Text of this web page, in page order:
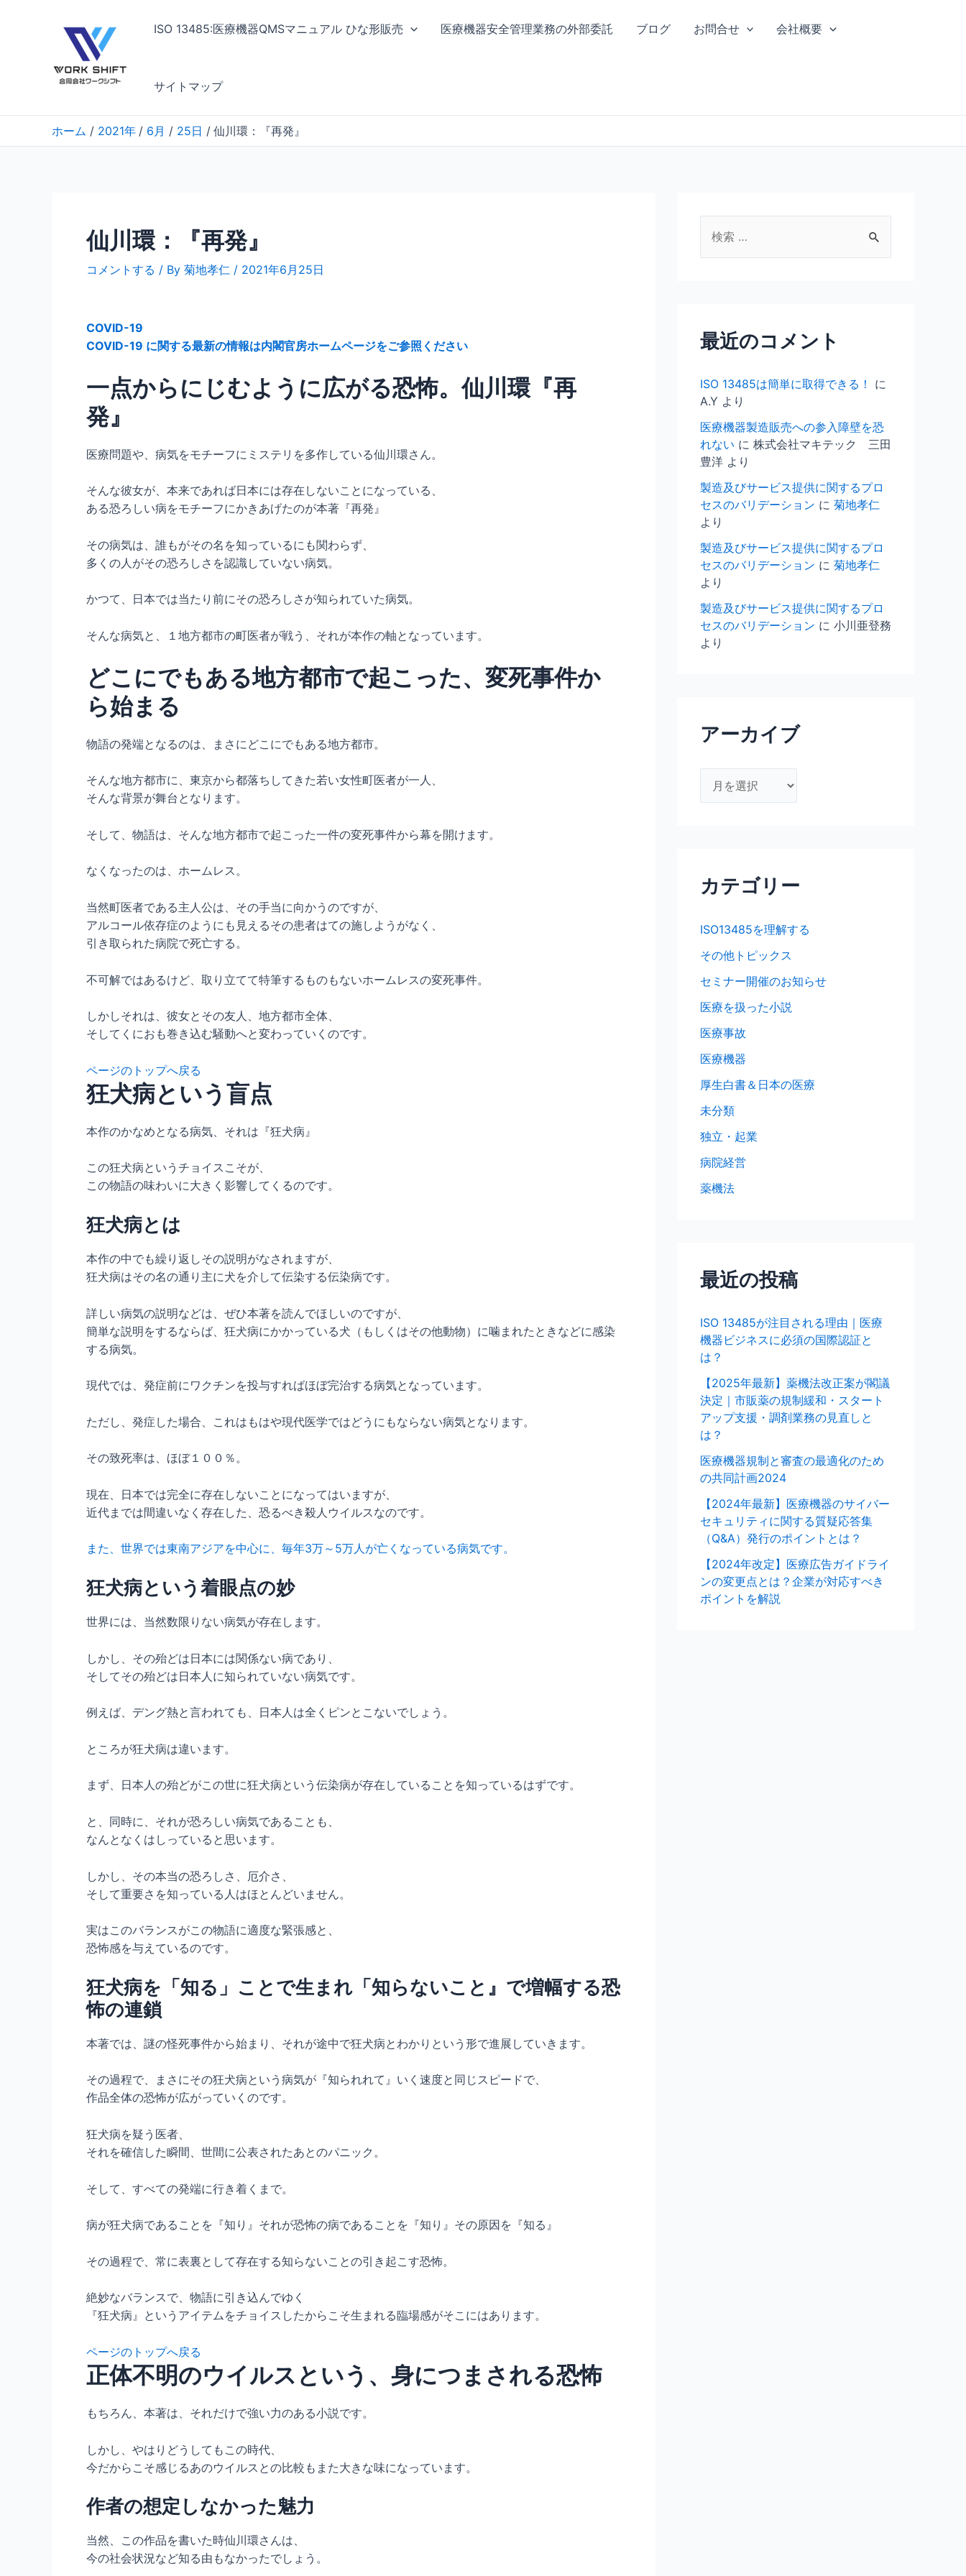
ISO 13485:医療機器QMSマニュアル ひな形販売 医療機器安全管理業務の外部委託 ブログ お問合せ 会社概要
サイトマップ
ホーム 2021年 6月 25日 仙川環：『再発』
仙川環：『再発』
コメントする / By 菊地孝仁 / 2021年6月25日
COVID-19
COVID-19 に関する最新の情報は内閣官房ホームページをご参照ください
一点からにじむように広がる恐怖。仙川環『再
発』
医療問題や、病気をモチーフにミステリを多作している仙川環さん。
そんな彼女が、本来であれば日本には存在しないことになっている、
ある恐ろしい病をモチーフにかきあげたのが本著『再発』
その病気は、誰もがその名を知っているにも関わらず、
多くの人がその恐ろしさを認識していない病気。
かつて、日本では当たり前にその恐ろしさが知られていた病気。
そんな病気と、１地方都市の町医者が戦う、それが本作の軸となっています。
どこにでもある地方都市で起こった、変死事件か
ら始まる
物語の発端となるのは、まさにどこにでもある地方都市。
そんな地方都市に、東京から都落ちしてきた若い女性町医者が一人、
そんな背景が舞台となります。
そして、物語は、そんな地方都市で起こった一件の変死事件から幕を開けます。
なくなったのは、ホームレス。
当然町医者である主人公は、その手当に向かうのですが、
アルコール依存症のようにも見えるその患者はての施しようがなく、
引き取られた病院で死亡する。
不可解ではあるけど、取り立てて特筆するものもないホームレスの変死事件。
しかしそれは、彼女とその友人、地方都市全体、
そしてくにおも巻き込む騒動へと変わっていくのです。
ページのトップへ戻る
狂犬病という盲点
本作のかなめとなる病気、それは『狂犬病』
この狂犬病というチョイスこそが、
この物語の味わいに大きく影響してくるのです。
狂犬病とは
本作の中でも繰り返しその説明がなされますが、
狂犬病はその名の通り主に犬を介して伝染する伝染病です。
詳しい病気の説明などは、ぜひ本著を読んでほしいのですが、
簡単な説明をするならば、狂犬病にかかっている犬（もしくはその他動物）に噛まれたときなどに感染
する病気。
現代では、発症前にワクチンを投与すればほぼ完治する病気となっています。
ただし、発症した場合、これはもはや現代医学ではどうにもならない病気となります。
その致死率は、ほぼ１００％。
現在、日本では完全に存在しないことになってはいますが、
近代までは間違いなく存在した、恐るべき殺人ウイルスなのです。
また、世界では東南アジアを中心に、毎年3万～5万人が亡くなっている病気です。
狂犬病という着眼点の妙
世界には、当然数限りない病気が存在します。
しかし、その殆どは日本には関係ない病であり、
そしてその殆どは日本人に知られていない病気です。
例えば、デング熱と言われても、日本人は全くピンとこないでしょう。
ところが狂犬病は違います。
まず、日本人の殆どがこの世に狂犬病という伝染病が存在していることを知っているはずです。
と、同時に、それが恐ろしい病気であることも、
なんとなくはしっていると思います。
しかし、その本当の恐ろしさ、厄介さ、
そして重要さを知っている人はほとんどいません。
実はこのバランスがこの物語に適度な緊張感と、
恐怖感を与えているのです。
狂犬病を「知る」ことで生まれ「知らないこと』で増幅する恐
怖の連鎖
本著では、謎の怪死事件から始まり、それが途中で狂犬病とわかりという形で進展していきます。
その過程で、まさにその狂犬病という病気が『知られれて』いく速度と同じスピードで、
作品全体の恐怖が広がっていくのです。
狂犬病を疑う医者、
それを確信した瞬間、世間に公表されたあとのパニック。
そして、すべての発端に行き着くまで。
病が狂犬病であることを『知り』それが恐怖の病であることを『知り』その原因を『知る』
その過程で、常に表裏として存在する知らないことの引き起こす恐怖。
絶妙なバランスで、物語に引き込んでゆく
『狂犬病』というアイテムをチョイスしたからこそ生まれる臨場感がそこにはあります。
ページのトップへ戻る
正体不明のウイルスという、身につまされる恐怖
もちろん、本著は、それだけで強い力のある小説です。
しかし、やはりどうしてもこの時代、
今だからこそ感じるあのウイルスとの比較もまた大きな味になっています。
作者の想定しなかった魅力
当然、この作品を書いた時仙川環さんは、
今の社会状況など知る由もなかったでしょう。
最近のコメント
ISO 13485は簡単に取得できる！
に
A.Y より
医療機器製造販売への参入障壁を恐
れない に 株式会社マキテック 三田
豊洋 より
製造及びサービス提供に関するプロ
セスのバリデーション に 菊地孝仁
より
製造及びサービス提供に関するプロ
セスのバリデーション に 菊地孝仁
より
製造及びサービス提供に関するプロ
セスのバリデーション に 小川亜登務
より
アーカイブ
ー
カテゴリー
ISO13485を理解する
その他トピックス
セミナー開催のお知らせ
医療を扱った小説
医療事故
医療機器
厚生白書＆日本の医療
未分類
独立・起業
病院経営
薬機法
最近の投稿
ISO 13485が注目される理由｜医療
機器ビジネスに必須の国際認証と
は？
【2025年最新】薬機法改正案が閣議
決定｜市販薬の規制緩和・スタート
アップ支援・調剤業務の見直しと
は？
医療機器規制と審査の最適化のため
の共同計画2024
【2024年最新】医療機器のサイバー
セキュリティに関する質疑応答集
（Q&A）発行のポイントとは？
【2024年改定】医療広告ガイドライ
ンの変更点とは？企業が対応すべき
ポイントを解説